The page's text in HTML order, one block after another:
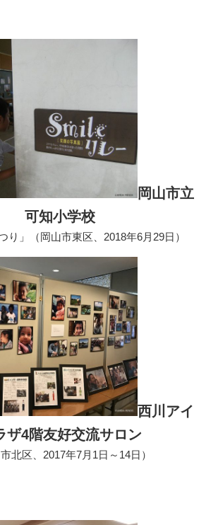
岡山市立
可知小学校
り」（岡山市東区、2018年6月29日）
西川アイ
ザ4階友好交流サロン
市北区、2017年7月1日～14日）